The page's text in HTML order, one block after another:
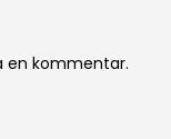
en kommentar.